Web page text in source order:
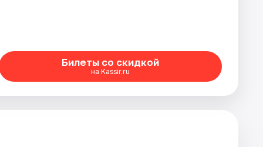
Билеты со скидкой
на Kassir.ru